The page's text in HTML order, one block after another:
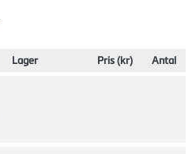
Lager Pris (kr) Antal